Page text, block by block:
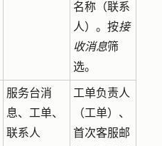
名称（联系
人）。按接
收消息筛
选。
服务台消
息、工单、
联系人
工单负责人
（工单）、
首次客服邮